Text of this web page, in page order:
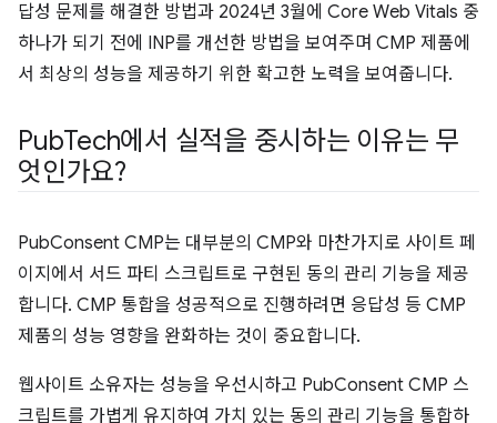
답성 문제를 해결한 방법과 2024년 3월에 Core Web Vitals 중
하나가 되기 전에 INP를 개선한 방법을 보여주며 CMP 제품에
서 최상의 성능을 제공하기 위한 확고한 노력을 보여줍니다.
PubTech에서 실적을 중시하는 이유는 무
엇인가요?
PubConsent CMP는 대부분의 CMP와 마찬가지로 사이트 페
이지에서 서드 파티 스크립트로 구현된 동의 관리 기능을 제공
합니다. CMP 통합을 성공적으로 진행하려면 응답성 등 CMP
제품의 성능 영향을 완화하는 것이 중요합니다.
웹사이트 소유자는 성능을 우선시하고 PubConsent CMP 스
크립트를 가볍게 유지하여 가치 있는 동의 관리 기능을 통합하